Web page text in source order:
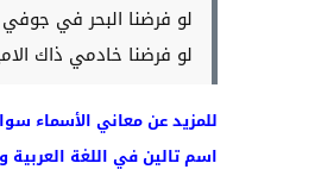
لو فرضنا البحر في
لو فرضنا خادمي ذاك
للمزيد عن معاني الأسماء
اسم تالين في اللغة